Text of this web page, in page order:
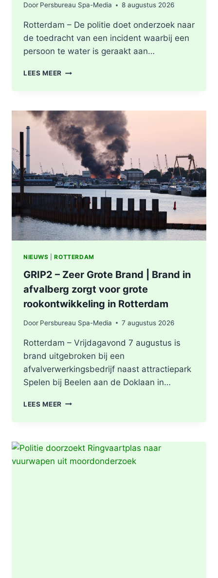
Door Persbureau Spa-Media 8 augustus 2026
Rotterdam – De politie doet onderzoek naar
de toedracht van een incident waarbij een
persoon te water is geraakt aan…
LEES MEER PERSOON
IN
WATER,
POLITIE
ONDERZOEKT
INCIDENT
AAN
SLACHTHUISKADE
ROTTERDAM
NIEUWS |ROTTERDAM
GRIP2 – Zeer Grote Brand | Brand in
afvalberg zorgt voor grote
rookontwikkeling in Rotterdam
Door Persbureau Spa-Media 7 augustus 2026
Rotterdam – Vrijdagavond 7 augustus is
brand uitgebroken bij een
afvalverwerkingsbedrijf naast attractiepark
Spelen bij Beelen aan de Doklaan in…
LEES MEER GRIP2
BRAND
|
BRAND